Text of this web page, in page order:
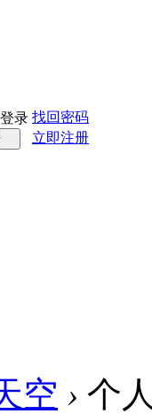
录 找回密码
立即注册
空 › 个